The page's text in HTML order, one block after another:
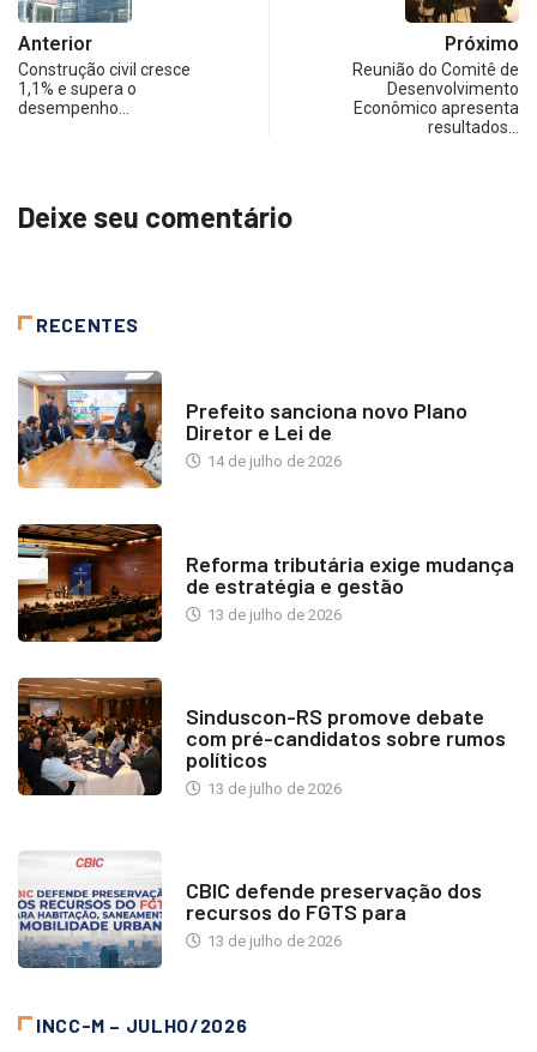
Anterior
Construção civil cresce
1,1% e supera o
desempenho…
Próximo
Reunião do Comitê de
Desenvolvimento
Econômico apresenta
resultados…
Deixe seu comentário
RECENTES
Prefeito sanciona novo Plano
Diretor e Lei de
14 de julho de 2026
Reforma tributária exige mudança
de estratégia e gestão
13 de julho de 2026
Sinduscon-RS promove debate
com pré-candidatos sobre rumos
políticos
13 de julho de 2026
CBIC defende preservação dos
recursos do FGTS para
13 de julho de 2026
INCC-M – JULHO/2026